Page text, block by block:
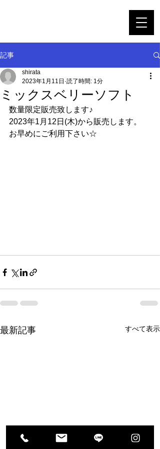
SOFT SERVE ICE CREAM SHOP
記事
ミックスベリーソフト
shirata
2023年1月11日 読了時間: 1分
数量限定販売致します♪
2023年1月12日(木)から販売します。
お早めにご利用下さい☆
最新記事 すべて表示